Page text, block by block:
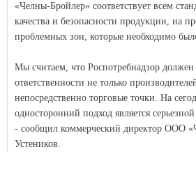
«Челны-Бройлер» соответствует всем
качества и безопасности продукции, на
проблемных зон, которые необходимо
Мы считаем, что Роспотребнадзор должен
ответственности не только
непосредственно торговые точки. На
односторонний подход является
- сообщил коммерческий директор ООО
Устеников.